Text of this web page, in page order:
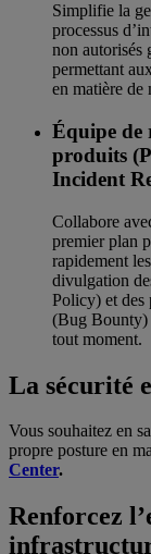
Simplifie la
processus
non autorisés
permettant
en matière de
Équipe de
produits
Incident
Collabore
premier plan
rapidement
divulgation
Policy) et des
(Bug Bounty)
tout moment.
La sécurité
Vous souhaitez en
propre posture en
Center.
Renforcez